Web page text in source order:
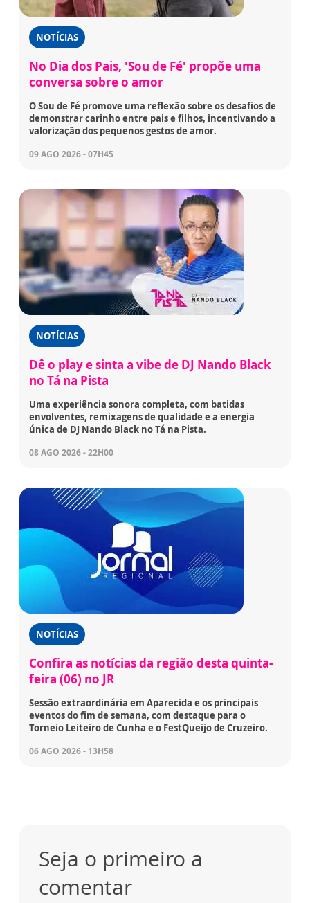
NOTÍCIAS
No Dia dos Pais, 'Sou de Fé' propõe uma
conversa sobre o amor
O Sou de Fé promove uma reflexão sobre os desafios de
demonstrar carinho entre pais e filhos, incentivando a
valorização dos pequenos gestos de amor.
09 AGO 2026 - 07H45
NOTÍCIAS
Dê o play e sinta a vibe de DJ Nando Black
no Tá na Pista
Uma experiência sonora completa, com batidas
envolventes, remixagens de qualidade e a energia
única de DJ Nando Black no Tá na Pista.
08 AGO 2026 - 22H00
NOTÍCIAS
Confira as notícias da região desta quinta-
feira (06) no JR
Sessão extraordinária em Aparecida e os principais
eventos do fim de semana, com destaque para o
Torneio Leiteiro de Cunha e o FestQueijo de Cruzeiro.
06 AGO 2026 - 13H58
Seja o primeiro a
comentar